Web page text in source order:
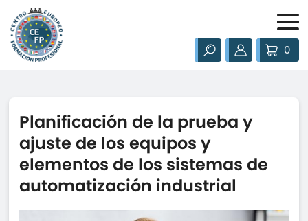
0
Planificación de la prueba y
ajuste de los equipos y
elementos de los sistemas de
automatización industrial